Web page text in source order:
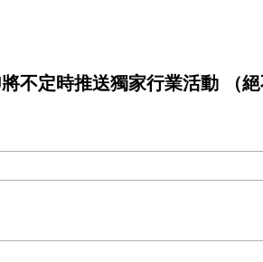
定時推送獨家行業活動 （絕